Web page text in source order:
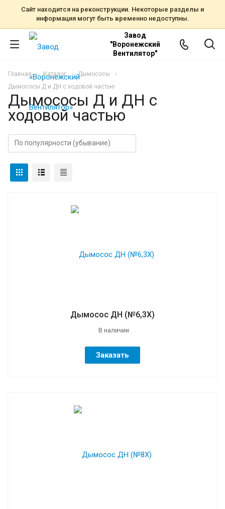
Сайт находится на реконструкции. Некоторые разделы и
информация могут быть временно недоступны.
Завод
"Воронежский
Вентилятор"
Главная Каталог
Дымососы
Дымососы Д и ДН с ходовой частью
Дымососы Д и ДН с
ходовой частью
Дымосос ДН (№6,3Х)
В наличии
Заказать